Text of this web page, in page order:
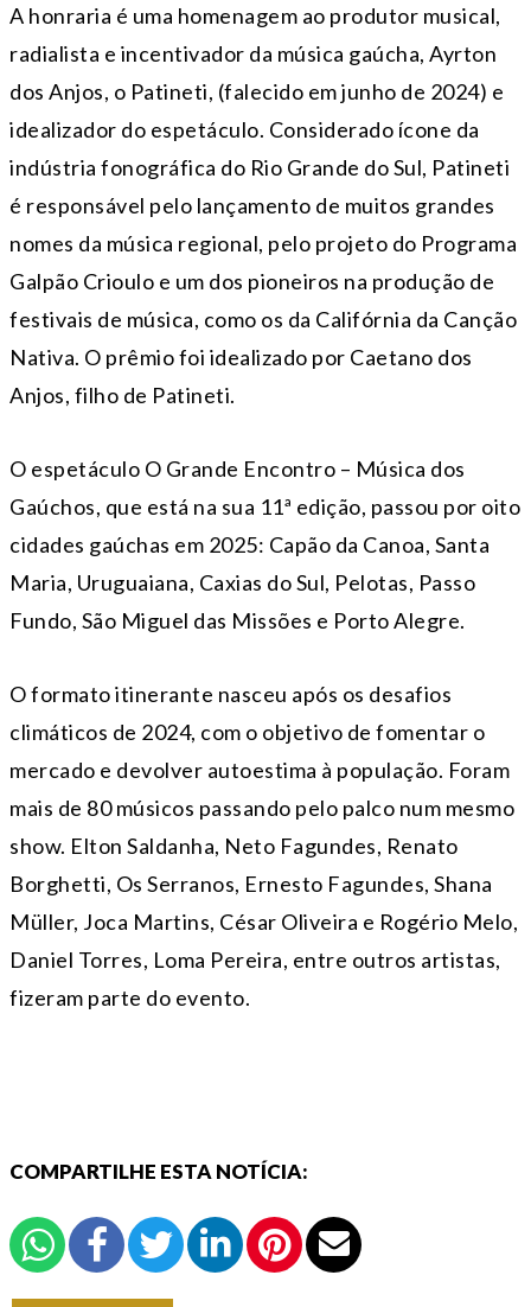
A honraria é uma homenagem ao produtor musical,
radialista e incentivador da música gaúcha, Ayrton
dos Anjos, o Patineti, (falecido em junho de 2024) e
idealizador do espetáculo. Considerado ícone da
indústria fonográfica do Rio Grande do Sul, Patineti
é responsável pelo lançamento de muitos grandes
nomes da música regional, pelo projeto do Programa
Galpão Crioulo e um dos pioneiros na produção de
festivais de música, como os da Califórnia da Canção
Nativa. O prêmio foi idealizado por Caetano dos
Anjos, filho de Patineti.
O espetáculo O Grande Encontro – Música dos
Gaúchos, que está na sua 11ª edição, passou por oito
cidades gaúchas em 2025: Capão da Canoa, Santa
Maria, Uruguaiana, Caxias do Sul, Pelotas, Passo
Fundo, São Miguel das Missões e Porto Alegre.
O formato itinerante nasceu após os desafios
climáticos de 2024, com o objetivo de fomentar o
mercado e devolver autoestima à população. Foram
mais de 80 músicos passando pelo palco num mesmo
show. Elton Saldanha, Neto Fagundes, Renato
Borghetti, Os Serranos, Ernesto Fagundes, Shana
Müller, Joca Martins, César Oliveira e Rogério Melo,
Daniel Torres, Loma Pereira, entre outros artistas,
fizeram parte do evento.
COMPARTILHE ESTA NOTÍCIA: